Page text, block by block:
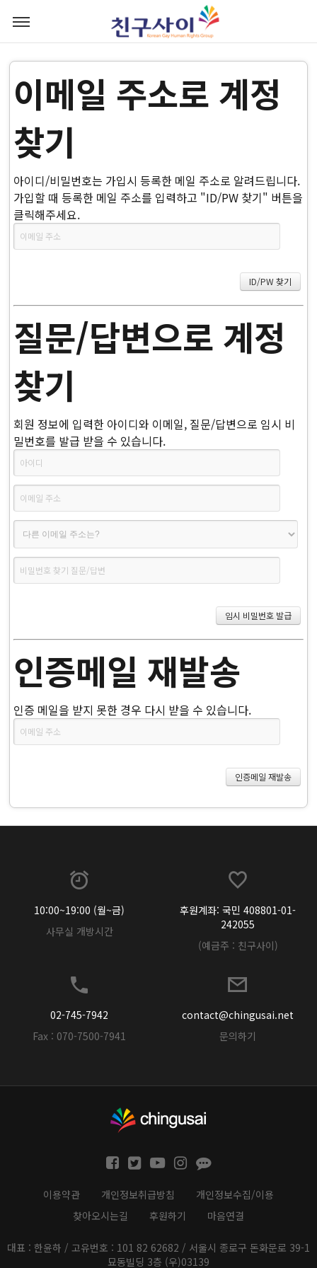
이메일 주소로 계정
찾기
아이디/비밀번호는 가입시 등록한 메일 주소로 알려드립니다.
가입할 때 등록한 메일 주소를 입력하고 "ID/PW 찾기" 버튼을
클릭해주세요.
질문/답변으로 계정
찾기
회원 정보에 입력한 아이디와 이메일, 질문/답변으로 임시 비
밀번호를 발급 받을 수 있습니다.
인증메일 재발송
인증 메일을 받지 못한 경우 다시 받을 수 있습니다.
10:00~19:00 (월~금)
사무실 개방시간
후원계좌: 국민 408801-01-
242055
(예금주 : 친구사이)
02-745-7942
Fax : 070-7500-7941
contact@chingusai.net
문의하기
이용약관 개인정보취급방침
개인정보수집/이용
찾아오시는길
후원하기 마음연결
대표 : 한윤하 / 고유번호 : 101 82 62682 / 서울시 종로구 돈화문로 39-1
묘동빌딩 3층 (우)03139